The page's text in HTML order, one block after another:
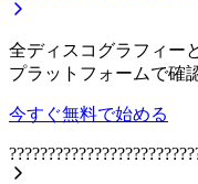
全ディスコグラフィー
プラットフォームで確
今すぐ無料で始める